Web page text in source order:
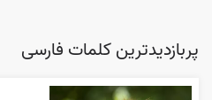
پربازدیدترین کلمات فارسی